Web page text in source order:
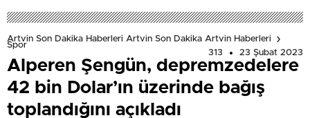
Artvin Son Dakika Haberleri Artvin Son Dakika Artvin Haberleri
Spor
313
23 Şubat 2023
Alperen Şengün, depremzedelere
42 bin Dolar’ın üzerinde bağış
toplandığını açıkladı